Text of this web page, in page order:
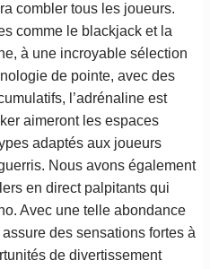
combler tous les joueurs.
comme le blackjack et la
à une incroyable sélection
de pointe, avec des
l’adrénaline est
aimeront les espaces
adaptés aux joueurs
Nous avons également
en direct palpitants qui
Avec une telle abondance
des sensations fortes à
de divertissement